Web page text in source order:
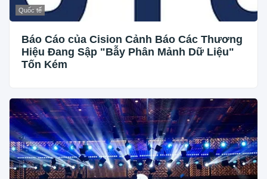
Quốc tế
Báo Cáo của Cision Cảnh Báo Các Thương
Hiệu Đang Sập "Bẫy Phân Mảnh Dữ Liệu"
Tốn Kém